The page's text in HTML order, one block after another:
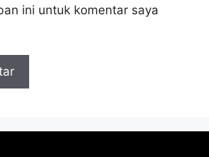
ini untuk komentar saya